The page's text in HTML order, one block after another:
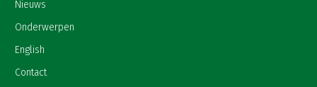
Nieuws
Onderwerpen
English
Contact